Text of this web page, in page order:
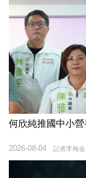
何欣純推國中小
記者李梅
2026-08-04